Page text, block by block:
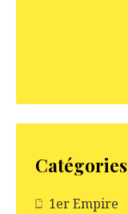
e
Catégories
1er Empire